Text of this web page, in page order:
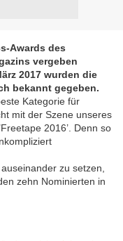
Awards des
vergeben
2017 wurden die
bekannt gegeben.
Kategorie für
mit der Szene unseres
2016’. Denn so
zu setzen,
zehn Nominierten in